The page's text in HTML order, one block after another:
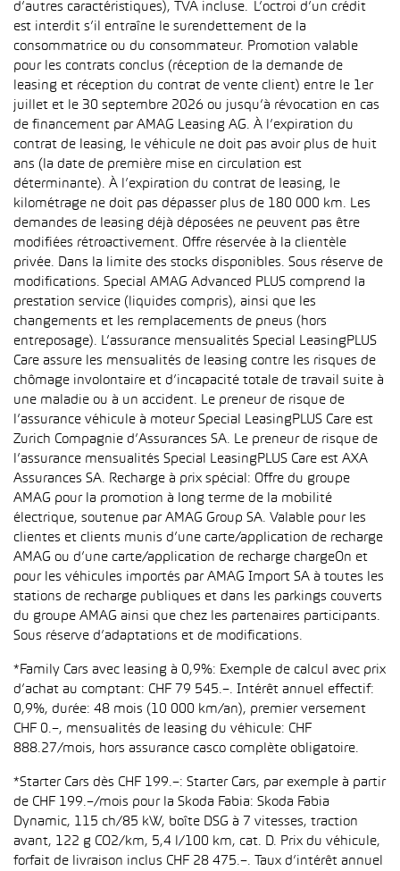
d’autres caractéristiques), TVA incluse. L’octroi d’un crédit
est interdit s’il entraîne le surendettement de la
consommatrice ou du consommateur. Promotion valable
pour les contrats conclus (réception de la demande de
leasing et réception du contrat de vente client) entre le 1er
juillet et le 30 septembre 2026 ou jusqu’à révocation en cas
de financement par AMAG Leasing AG. À l’expiration du
contrat de leasing, le véhicule ne doit pas avoir plus de huit
ans (la date de première mise en circulation est
déterminante). À l’expiration du contrat de leasing, le
kilométrage ne doit pas dépasser plus de 180 000 km. Les
demandes de leasing déjà déposées ne peuvent pas être
modifiées rétroactivement. Offre réservée à la clientèle
privée. Dans la limite des stocks disponibles. Sous réserve de
modifications. Special AMAG Advanced PLUS comprend la
prestation service (liquides compris), ainsi que les
changements et les remplacements de pneus (hors
entreposage). L’assurance mensualités Special LeasingPLUS
Care assure les mensualités de leasing contre les risques de
chômage involontaire et d’incapacité totale de travail suite à
une maladie ou à un accident. Le preneur de risque de
l’assurance véhicule à moteur Special LeasingPLUS Care est
Zurich Compagnie d’Assurances SA. Le preneur de risque de
l’assurance mensualités Special LeasingPLUS Care est AXA
Assurances SA. Recharge à prix spécial: Offre du groupe
AMAG pour la promotion à long terme de la mobilité
électrique, soutenue par AMAG Group SA. Valable pour les
clientes et clients munis d’une carte/application de recharge
AMAG ou d’une carte/application de recharge chargeOn et
pour les véhicules importés par AMAG Import SA à toutes les
stations de recharge publiques et dans les parkings couverts
du groupe AMAG ainsi que chez les partenaires participants.
Sous réserve d’adaptations et de modifications.
*Family Cars avec leasing à 0,9%: Exemple de calcul avec prix
d’achat au comptant: CHF 79 545.–. Intérêt annuel effectif:
0,9%, durée: 48 mois (10 000 km/an), premier versement
CHF 0.–, mensualités de leasing du véhicule: CHF
888.27/mois, hors assurance casco complète obligatoire.
*Starter Cars dès CHF 199.–: Starter Cars, par exemple à partir
de CHF 199.–/mois pour la Skoda Fabia: Skoda Fabia
Dynamic, 115 ch/85 kW, boîte DSG à 7 vitesses, traction
avant, 122 g CO2/km, 5,4 l/100 km, cat. D. Prix du véhicule,
forfait de livraison inclus CHF 28 475.–. Taux d’intérêt annuel